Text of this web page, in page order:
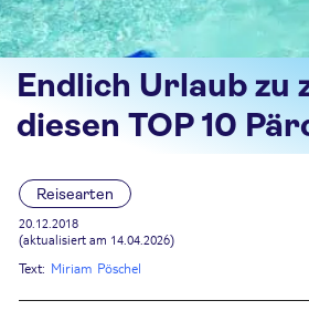
Endlich Urlaub zu
diesen TOP 10
Reisearten
20.12.2018
(aktualisiert am 14.04.2026)
Text: Miriam Pöschel